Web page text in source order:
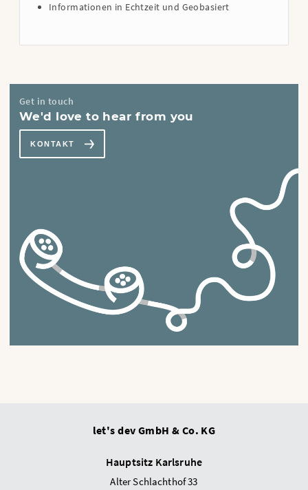
Informationen in Echtzeit und Geobasiert
Get in touch
We'd love to hear from you
KONTAKT
let's dev GmbH & Co. KG
Hauptsitz Karlsruhe
Alter Schlachthof 33